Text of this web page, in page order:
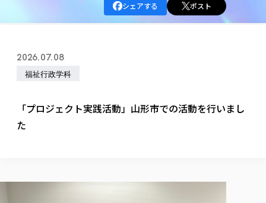
建学の精神・教育の理念
教育方針
大学の概要
大学の歩み
大学の取り組み
社会連携・研究
公的資金等の不正使用の防止に関する基本方針
情報公開
情報公開
中期事業計画
学部・大学院TOP
福祉心理学科
共生まちづくり学部
教育学部
教育学部
保健看護学科
デジタルパンフ
東北福祉大学のキャリアサポート
国際交流
シェアする ポスト
2026.07.08
福祉行政学科
「プロジェクト実践活動」山形市での活動を行いまし
た